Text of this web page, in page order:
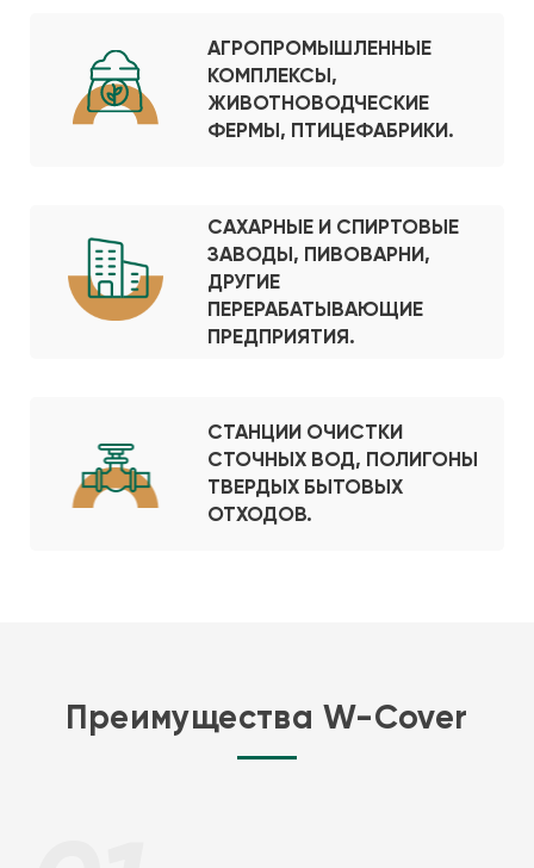
АГРОПРОМЫШЛЕННЫЕ
КОМПЛЕКСЫ,
ЖИВОТНОВОДЧЕСКИЕ
ФЕРМЫ, ПТИЦЕФАБРИКИ.
САХАРНЫЕ И СПИРТОВЫЕ
ЗАВОДЫ, ПИВОВАРНИ,
ДРУГИЕ
ПЕРЕРАБАТЫВАЮЩИЕ
ПРЕДПРИЯТИЯ.
СТАНЦИИ ОЧИСТКИ
СТОЧНЫХ ВОД, ПОЛИГОНЫ
ТВЕРДЫХ БЫТОВЫХ
ОТХОДОВ.
Преимущества W-Cover